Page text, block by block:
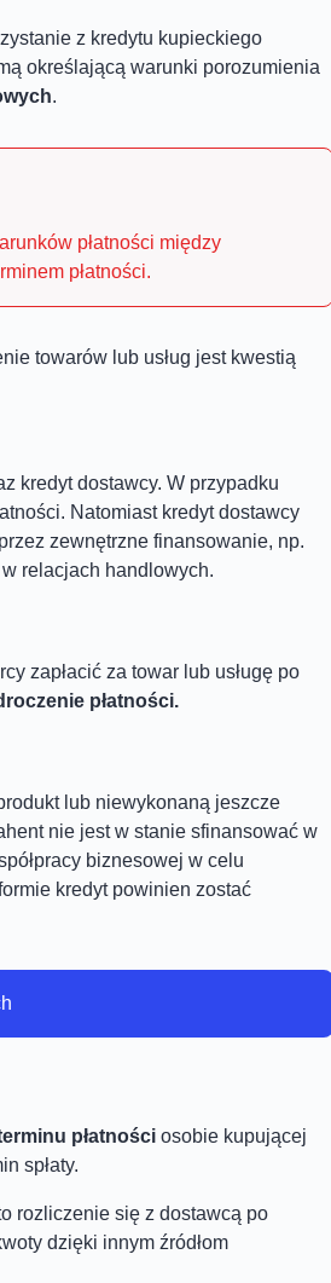
z kredytu kupieckiego
określającą warunki porozumienia
.
płatności między
płatności.
towarów lub usług jest kwestią
kredyt dostawcy. W przypadku
Natomiast kredyt dostawcy
zewnętrzne finansowanie, np.
relacjach handlowych.
zapłacić za towar lub usługę po
płatności.
lub niewykonaną jeszcze
nie jest w stanie sfinansować w
biznesowej w celu
kredyt powinien zostać
płatności osobie kupującej
spłaty.
rozliczenie się z dostawcą po
dzięki innym źródłom